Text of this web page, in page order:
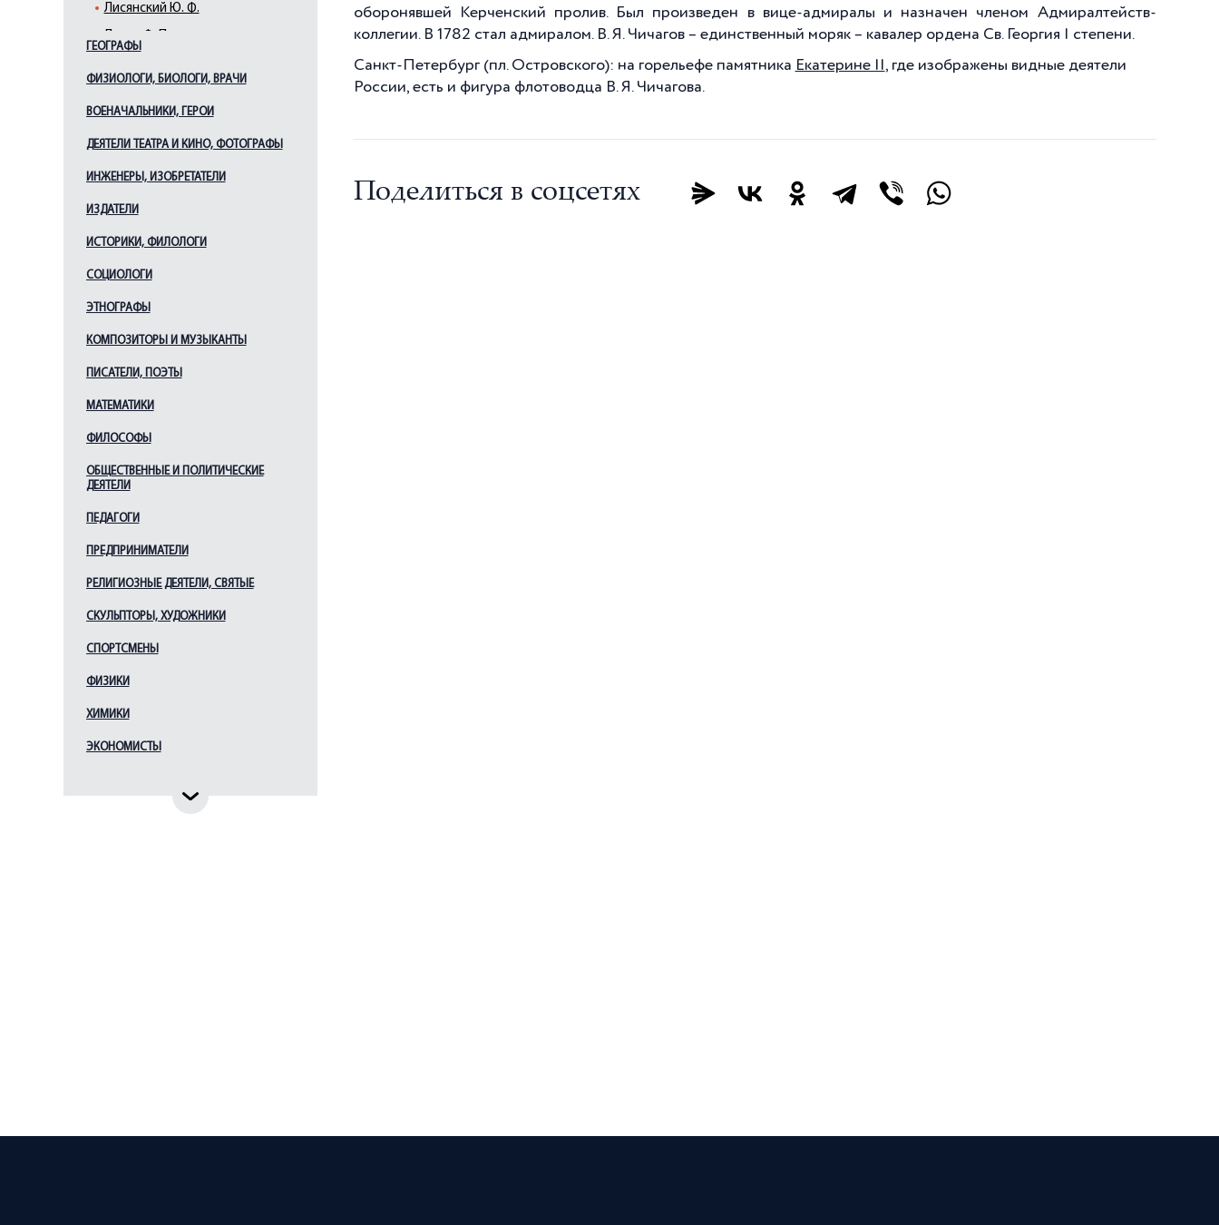
Лисянский Ю. Ф.
Невельской Г. И.
Пржевальский Н. М.
Резанов Н. П.
Хачиров Х.
Цыбиков Г. Ц.
Чичагов В. Я.
ГЕОГРАФЫ
ФИЗИОЛОГИ, БИОЛОГИ, ВРАЧИ
ВОЕНАЧАЛЬНИКИ, ГЕРОИ
ДЕЯТЕЛИ ТЕАТРА И КИНО, ФОТОГРАФЫ
ИНЖЕНЕРЫ, ИЗОБРЕТАТЕЛИ
ИЗДАТЕЛИ
ИСТОРИКИ, ФИЛОЛОГИ
СОЦИОЛОГИ
ЭТНОГРАФЫ
КОМПОЗИТОРЫ И МУЗЫКАНТЫ
ПИСАТЕЛИ, ПОЭТЫ
МАТЕМАТИКИ
ФИЛОСОФЫ
ОБЩЕСТВЕННЫЕ И ПОЛИТИЧЕСКИЕ
ДЕЯТЕЛИ
ПЕДАГОГИ
ПРЕДПРИНИМАТЕЛИ
РЕЛИГИОЗНЫЕ ДЕЯТЕЛИ, СВЯТЫЕ
СКУЛЬПТОРЫ, ХУДОЖНИКИ
СПОРТСМЕНЫ
ФИЗИКИ
ХИМИКИ
ЭКОНОМИСТЫ
оборонявшей Керченский пролив. Был произведен в вице-адмиралы и назначен членом Адмиралтейств-
коллегии. В 1782 стал адмиралом. В. Я. Чичагов – единственный моряк – кавалер ордена Св. Георгия I степени.
Санкт-Петербург (пл. Островского): на горельефе памятника Екатерине II, где изображены видные деятели
России, есть и фигура флотоводца В. Я. Чичагова.
Поделиться в соцсетях